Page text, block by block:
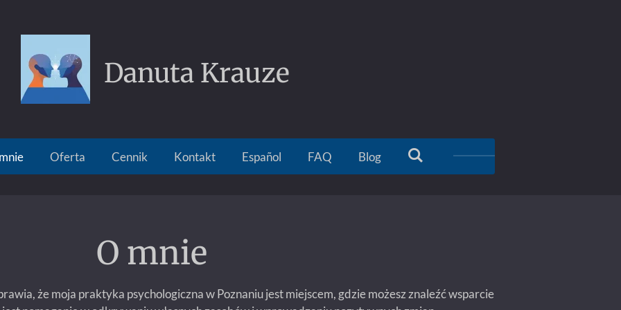
Danuta Krauze
Oferta Cennik Kontakt Español FAQ Blog
O mnie
że moja praktyka psychologiczna w Poznaniu jest miejscem, gdzie możesz znaleźć wsparcie